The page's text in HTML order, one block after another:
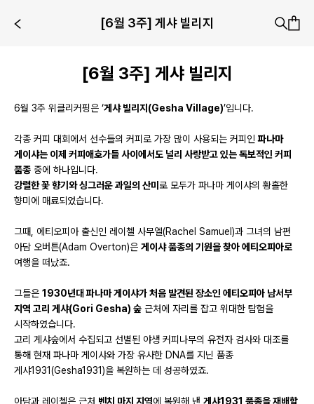
[6월 3주] 게샤 빌리지
[6월 3주] 게샤 빌리지
6월 3주 위클리커핑은 ‘게샤 빌리지(Gesha Village)’입니다.
각종 커피 대회에서 선수들의 커피로 가장 많이 사용되는 커피인파나마
게이샤는 이제 커피애호가들 사이에서도 널리 사랑받고 있는 독보적인 커피
품종 중에 하나입니다.
강렬한 꽃 향기와 싱그러운 과일의 산미 로 모두가 파나마 게이샤의 황홀한
향미에 매료되었습니다.
그때, 에티오피아 출신인 레이첼 사무엘(Rachel Samuel)과 그녀의 남편
아담 오버튼(Adam Overton)은 게이샤 품종의 기원을 찾아 에티오피아로
여행을 떠났죠.
그들은 1930년대 파나마 게이샤가 처음 발견된 장소인 에티오피아 남서부
지역 고리 게샤(Gori Gesha) 숲 근처에 자리를 잡고 위대한 탐험을
시작하였습니다.
고리 게샤숲에서 수집되고 선별된 야생 커피나무의 유전자 검사와 대조를
통해 현재 파나마 게이샤와 가장 유사한 DNA를 지닌 품종
게샤1931(Gesha1931)을 복원하는 데 성공하였죠.
아담과 레이첼은 근처 벤치 마지 지역에 복원해 낸 게샤1931 품종을 재배할